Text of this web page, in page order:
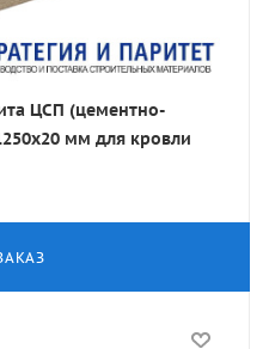
ЦСП (цементно-
мм для кровли